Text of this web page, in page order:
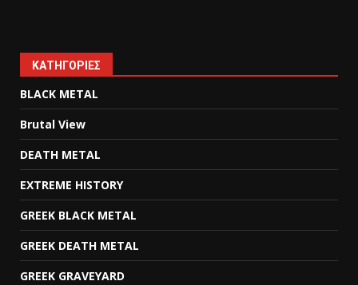
KΑΤΗΓΟΡΊΕΣ
BLACK METAL
Brutal View
DEATH METAL
EXTREME HISTORY
GREEK BLACK METAL
GREEK DEATH METAL
GREEK GRAVEYARD